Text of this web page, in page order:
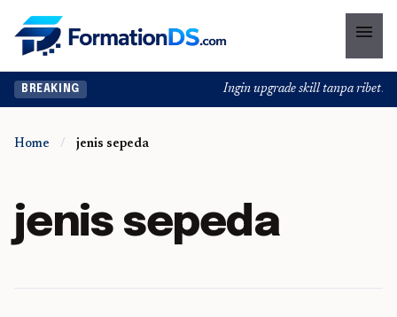
menu
BREAKING Ingin upgrade skill tanpa ribet?
Home / jenis sepeda
jenis sepeda